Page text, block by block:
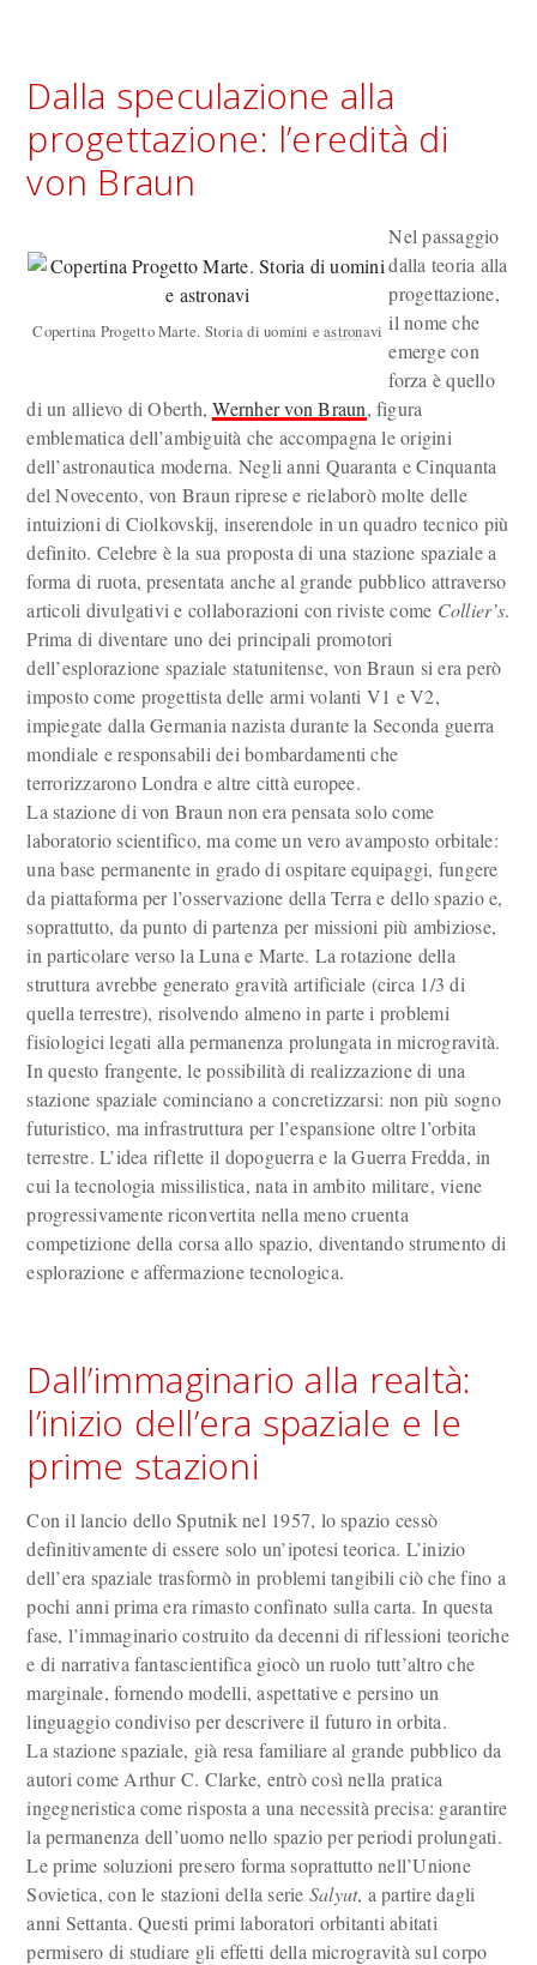
Dalla speculazione alla
progettazione: l’eredità di
von Braun
Copertina Progetto Marte. Storia di uomini e astronavi
Nel passaggio
dalla teoria alla
progettazione,
il nome che
emerge con
forza è quello
di un allievo di Oberth,Wernher von Braun, figura
emblematica dell’ambiguità che accompagna le origini
dell’astronautica moderna. Negli anni Quaranta e Cinquanta
del Novecento, von Braun riprese e rielaborò molte delle
intuizioni di Ciolkovskij, inserendole in un quadro tecnico più
definito. Celebre è la sua proposta di una stazione spaziale a
forma di ruota, presentata anche al grande pubblico attraverso
articoli divulgativi e collaborazioni con riviste come Collier’s.
Prima di diventare uno dei principali promotori
dell’esplorazione spaziale statunitense, von Braun si era però
imposto come progettista delle armi volanti V1 e V2,
impiegate dalla Germania nazista durante la Seconda guerra
mondiale e responsabili dei bombardamenti che
terrorizzarono Londra e altre città europee.
La stazione di von Braun non era pensata solo come
laboratorio scientifico, ma come un vero avamposto orbitale:
una base permanente in grado di ospitare equipaggi, fungere
da piattaforma per l’osservazione della Terra e dello spazio e,
soprattutto, da punto di partenza per missioni più ambiziose,
in particolare verso la Luna e Marte. La rotazione della
struttura avrebbe generato gravità artificiale (circa 1/3 di
quella terrestre), risolvendo almeno in parte i problemi
fisiologici legati alla permanenza prolungata in microgravità.
In questo frangente, le possibilità di realizzazione di una
stazione spaziale cominciano a concretizzarsi: non più sogno
futuristico, ma infrastruttura per l’espansione oltre l’orbita
terrestre. L’idea riflette il dopoguerra e la Guerra Fredda, in
cui la tecnologia missilistica, nata in ambito militare, viene
progressivamente riconvertita nella meno cruenta
competizione della corsa allo spazio, diventando strumento di
esplorazione e affermazione tecnologica.
Dall’immaginario alla realtà:
l’inizio dell’era spaziale e le
prime stazioni
Con il lancio dello Sputnik nel 1957, lo spazio cessò
definitivamente di essere solo un’ipotesi teorica. L’inizio
dell’era spaziale trasformò in problemi tangibili ciò che fino a
pochi anni prima era rimasto confinato sulla carta. In questa
fase, l’immaginario costruito da decenni di riflessioni teoriche
e di narrativa fantascientifica giocò un ruolo tutt’altro che
marginale, fornendo modelli, aspettative e persino un
linguaggio condiviso per descrivere il futuro in orbita.
La stazione spaziale, già resa familiare al grande pubblico da
autori come Arthur C. Clarke, entrò così nella pratica
ingegneristica come risposta a una necessità precisa: garantire
la permanenza dell’uomo nello spazio per periodi prolungati.
Le prime soluzioni presero forma soprattutto nell’Unione
Sovietica, con le stazioni della serie Salyut, a partire dagli
anni Settanta. Questi primi laboratori orbitanti abitati
permisero di studiare gli effetti della microgravità sul corpo